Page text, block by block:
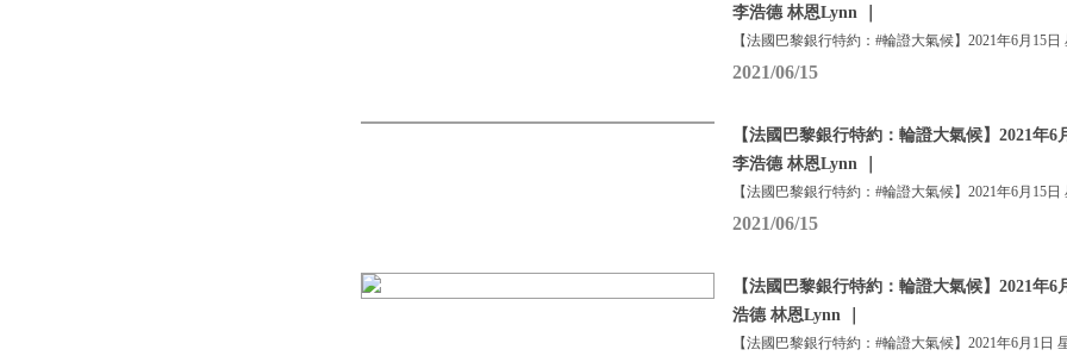
李浩德 林恩Lynn ｜
【法國巴黎銀行特約：#輪證大氣候】2021年6月15日
2021/06/15
【法國巴黎銀行特約：輪證大氣候】2021年
李浩德 林恩Lynn ｜
【法國巴黎銀行特約：#輪證大氣候】2021年6月15日
2021/06/15
【法國巴黎銀行特約：輪證大氣候】2021年
浩德 林恩Lynn ｜
【法國巴黎銀行特約：#輪證大氣候】2021年6月1日